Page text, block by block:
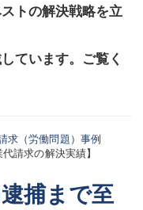
トの解決戦略を立
ています。ご覧く
求（労働問題）事例
請求の解決実績】
捕まで至